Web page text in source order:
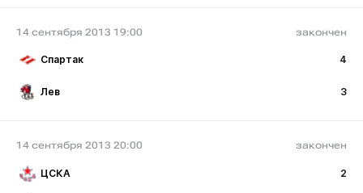
14 сентября 2013 19:00 закончен
Спартак 4
Лев 3
14 сентября 2013 20:00 закончен
ЦСКА 2